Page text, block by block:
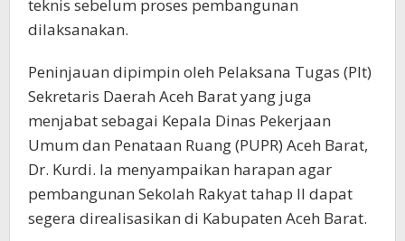
teknis sebelum proses pembangunan
dilaksanakan.
Peninjauan dipimpin oleh Pelaksana Tugas (Plt)
Sekretaris Daerah Aceh Barat yang juga
menjabat sebagai Kepala Dinas Pekerjaan
Umum dan Penataan Ruang (PUPR) Aceh Barat,
Dr. Kurdi. Ia menyampaikan harapan agar
pembangunan Sekolah Rakyat tahap II dapat
segera direalisasikan di Kabupaten Aceh Barat.